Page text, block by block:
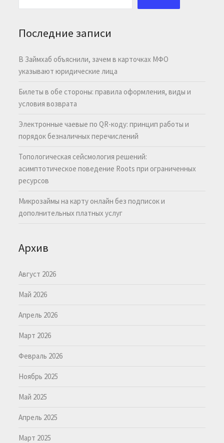
Последние записи
В Займхаб объяснили, зачем в карточках МФО
указывают юридические лица
Билеты в обе стороны: правила оформления, виды и
условия возврата
Электронные чаевые по QR-коду: принцип работы и
порядок безналичных перечислений
Топологическая сейсмология решений:
асимптотическое поведение Roots при ограниченных
ресурсов
Микрозаймы на карту онлайн без подписок и
дополнительных платных услуг
Архив
Август 2026
Май 2026
Апрель 2026
Март 2026
Февраль 2026
Ноябрь 2025
Май 2025
Апрель 2025
Март 2025